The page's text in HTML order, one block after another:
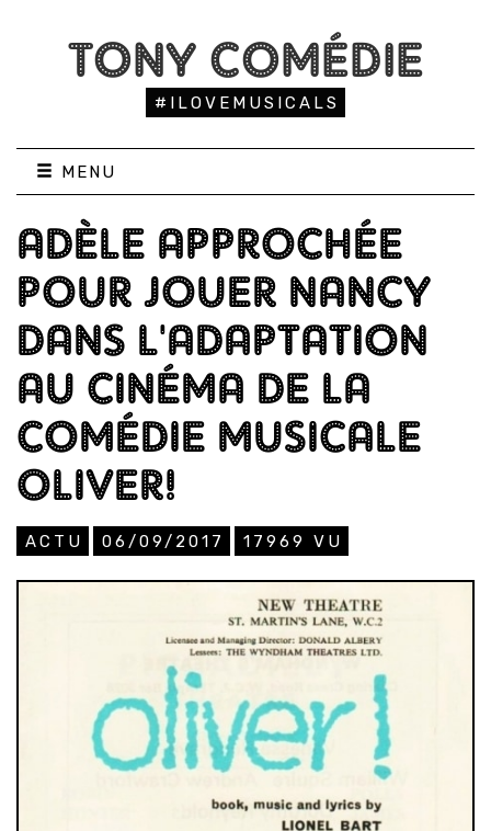
TONY COMÉDIE
#ILOVEMUSICALS
MENU
ADÈLE APPROCHÉE
POUR JOUER NANCY
DANS L'ADAPTATION
AU CINÉMA DE LA
COMÉDIE MUSICALE
OLIVER!
ACTU 06/09/2017 17969 VU